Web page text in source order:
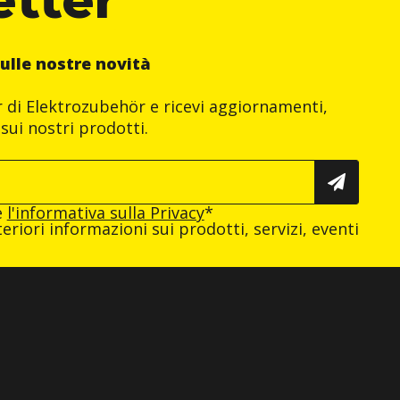
nostre novità
Elektrozubehör e ricevi aggiornamenti,
nostri prodotti.
l'informativa sulla Privacy*
informazioni sui prodotti, servizi, eventi